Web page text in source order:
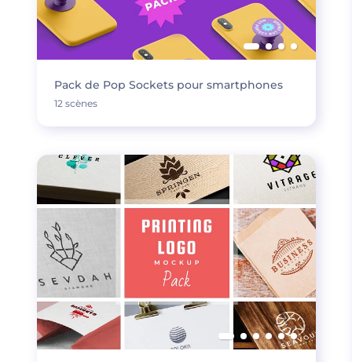
Pack de Pop Sockets pour smartphones
12 scènes